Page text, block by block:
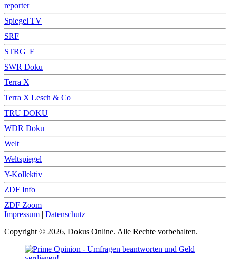
reporter
Spiegel TV
SRF
STRG_F
SWR Doku
Terra X
Terra X Lesch & Co
TRU DOKU
WDR Doku
Welt
Weltspiegel
Y-Kollektiv
ZDF Info
ZDF Zoom
Impressum | Datenschutz
Copyright © 2026, Dokus Online. Alle Rechte vorbehalten.